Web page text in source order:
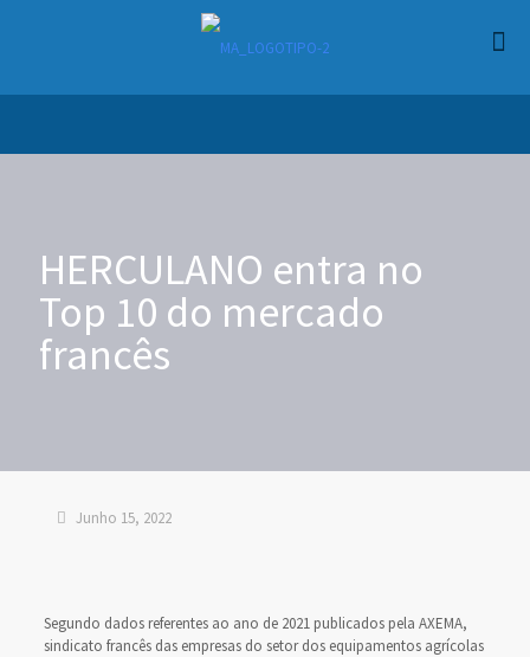
HERCULANO entra no
Top 10 do mercado
francês
Junho 15, 2022
Segundo dados referentes ao ano de 2021 publicados pela AXEMA,
sindicato francês das empresas do setor dos equipamentos agrícolas